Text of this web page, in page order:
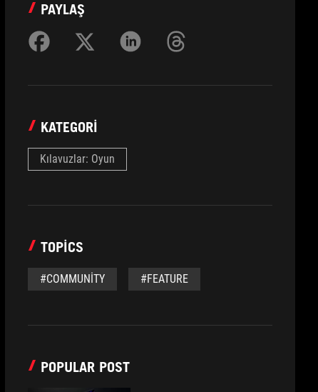
PAYLAŞ
KATEGORI
Kılavuzlar: Oyun
TOPICS
#COMMUNITY #FEATURE
POPULAR POST